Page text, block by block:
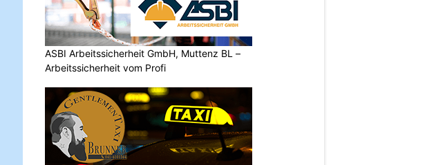
ASBI Arbeitssicherheit GmbH, Muttenz BL –
Arbeitssicherheit vom Profi